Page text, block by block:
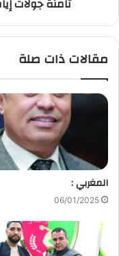
مقالات ذات صلة
المغربي :
06/01/2025